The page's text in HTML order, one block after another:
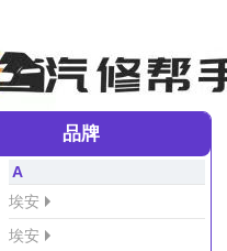
品牌
A
埃安
埃安